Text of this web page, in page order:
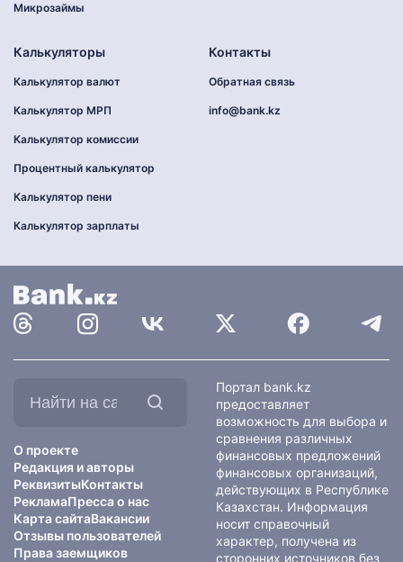
Микрозаймы
Калькуляторы
Калькулятор валют
Калькулятор МРП
Калькулятор комиссии
Процентный калькулятор
Калькулятор пени
Калькулятор зарплаты
Контакты
Обратная связь
info@bank.kz
О проекте
Редакция и авторы
РеквизитыКонтакты
РекламаПресса о нас
Карта сайтаВакансии
Отзывы пользователей
Права заемщиков
Портал bank.kz
предоставляет
возможность для выбора и
сравнения различных
финансовых предложений
финансовых организаций,
действующих в Республике
Казахстан. Информация
носит справочный
характер, получена из
сторонних источников без